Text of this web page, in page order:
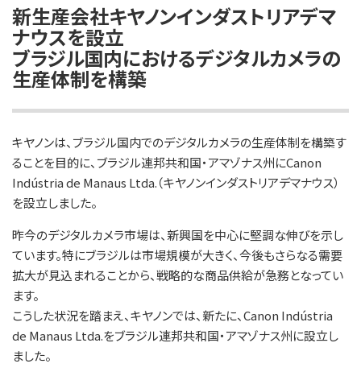
新生産会社キヤノンインダストリアデマ
ナウスを設立
ブラジル国内におけるデジタルカメラの
生産体制を構築
キヤノンは、ブラジル国内でのデジタルカメラの生産体制を構築す
ることを目的に、ブラジル連邦共和国・アマゾナス州にCanon
Indústria de Manaus Ltda.（キヤノンインダストリアデマナウス）
を設立しました。
昨今のデジタルカメラ市場は、新興国を中心に堅調な伸びを示し
ています。特にブラジルは市場規模が大きく、今後もさらなる需要
拡大が見込まれることから、戦略的な商品供給が急務となってい
ます。
こうした状況を踏まえ、キヤノンでは、新たに、Canon Indústria
de Manaus Ltda.をブラジル連邦共和国・アマゾナス州に設立し
ました。